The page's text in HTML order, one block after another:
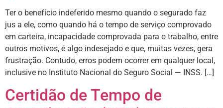
Ter o benefício indeferido mesmo quando o segurado faz
jus a ele, como quando há o tempo de serviço comprovado
em carteira, incapacidade comprovada para o trabalho, entre
outros motivos, é algo indesejado e que, muitas vezes, gera
frustração. Contudo, erros podem ocorrer em qualquer local,
inclusive no Instituto Nacional do Seguro Social — INSS. […]
Certidão de Tempo de